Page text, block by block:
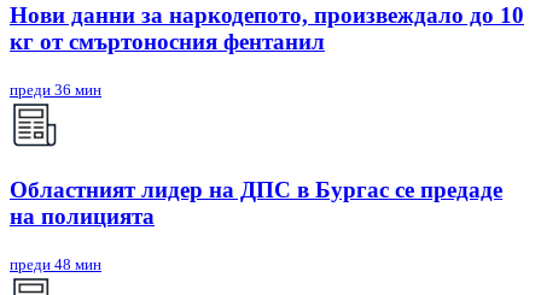
Нови данни за наркодепото, произвеждало до 10
кг от смъртоносния фентанил
преди 36 мин
Областният лидер на ДПС в Бургас се предаде
на полицията
преди 48 мин